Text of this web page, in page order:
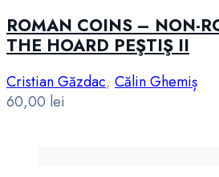
ROMAN COINS – NON-
THE HOARD PEŞTIŞ II
Cristian Găzdac, Călin Ghemiș
60,00 lei